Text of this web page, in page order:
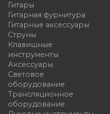
Гитары
Гитарная фурнитура
Гитарные аксессуары
Струны
Клавишные
инструменты
Аксессуары
Световое
оборудование
Трансляционное
оборудование